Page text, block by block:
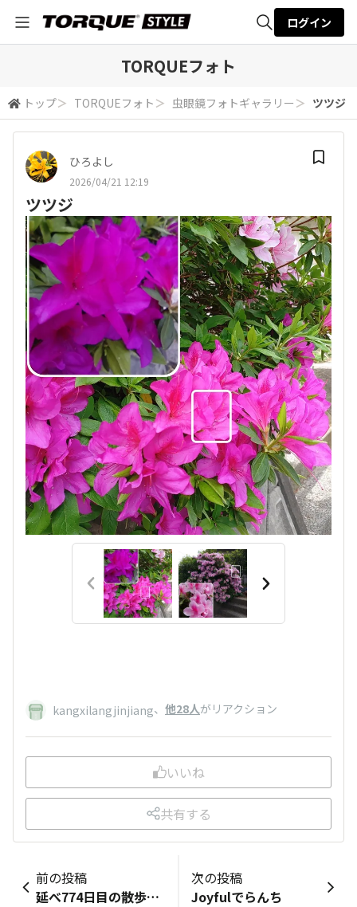
検索
ログイン
TORQUEフォト
トップ＞ TORQUEフォト ＞ 虫眼鏡フォトギャラリー ＞ ツツジ
ひろよし
2026/04/21 12:19
ツツジ
kangxilangjinjiang、 他28人がリアクション
いいね
共有する
前の投稿
延べ774日目の散歩９割５分～
次の投稿
Joyfulでらんち